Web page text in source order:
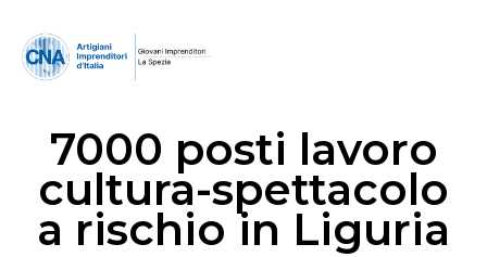
7000 posti lavoro
cultura-spettacolo
a rischio in Liguria